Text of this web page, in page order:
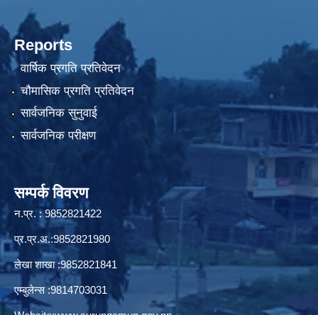
Reports
वार्षिक प्रगति प्रतिवेदन
चौमासिक प्रगति प्रतिवेदन
सार्वजनिक सुनुवाई
सार्वजनिक परीक्षण
सम्पर्क विवरण
न.प्र. : 9852821422
प्र.प्र.अ.:9852821980
लेखा शाखा :9852821841
एम्बुलेन्स :9814703031